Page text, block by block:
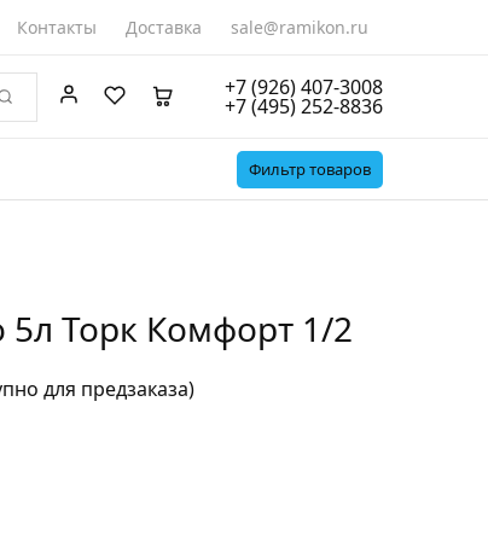
Контакты Доставка sale@ramikon.ru
+7 (926) 407-3008
+7 (495) 252-8836
Фильтр товаров
Торк Комфорт 1/2
для предзаказа)